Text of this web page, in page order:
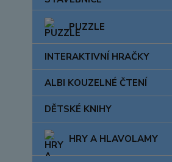
PUZZLE
INTERAKTIVNÍ HRAČKY
ALBI KOUZELNÉ ČTENÍ
DĚTSKÉ KNIHY
HRY A HLAVOLAMY